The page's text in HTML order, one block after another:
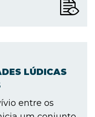
LÚDICAS
entre os